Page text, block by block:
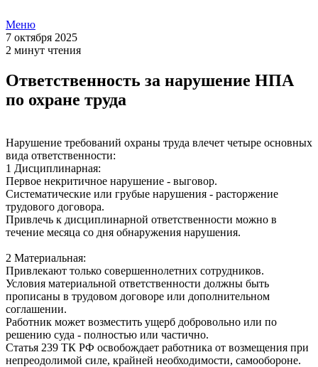
Меню
7 октября 2025
2 минут чтения
Ответственность за нарушение НПА
по охране труда
Нарушение требований охраны труда влечет четыре основных
вида ответственности:
1 Дисциплинарная:
Первое некритичное нарушение - выговор.
Систематические или грубые нарушения - расторжение
трудового договора.
Привлечь к дисциплинарной ответственности можно в
течение месяца со дня обнаружения нарушения.
2 Материальная:
Привлекают только совершеннолетних сотрудников.
Условия материальной ответственности должны быть
прописаны в трудовом договоре или дополнительном
соглашении.
Работник может возместить ущерб добровольно или по
решению суда - полностью или частично.
Статья 239 ТК РФ освобождает работника от возмещения при
непреодолимой силе, крайней необходимости, самообороне.